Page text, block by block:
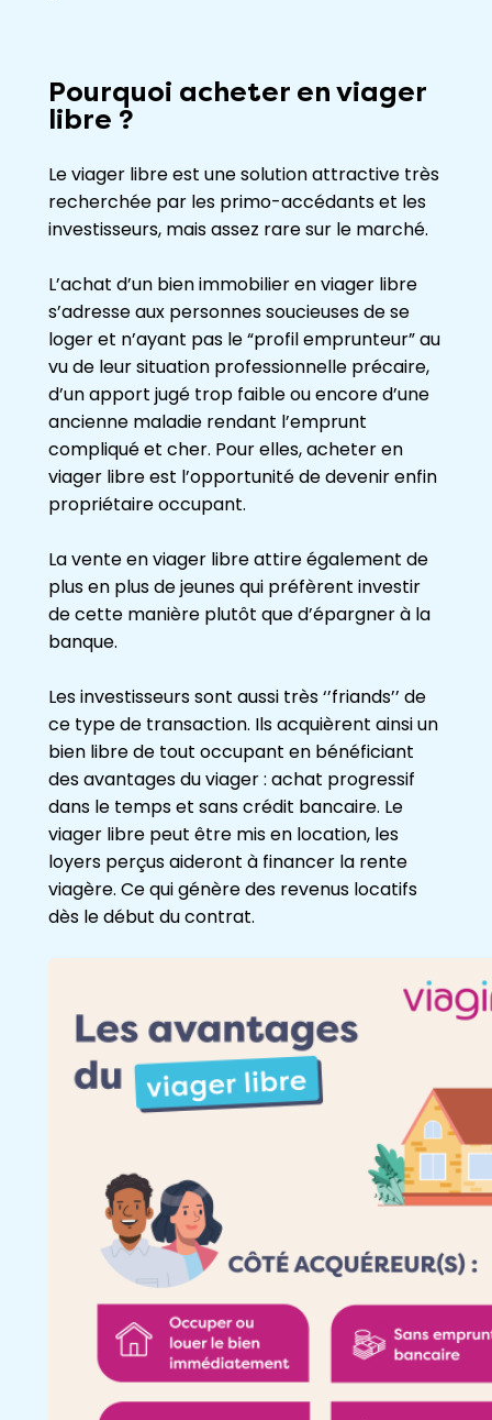
Pourquoi acheter en viager
libre ?
Le viager libre est une solution attractive très
recherchée par les primo-accédants et les
investisseurs, mais assez rare sur le marché.
L’achat d’un bien immobilier en viager libre
s’adresse aux personnes soucieuses de se
loger et n’ayant pas le “profil emprunteur” au
vu de leur situation professionnelle précaire,
d’un apport jugé trop faible ou encore d’une
ancienne maladie rendant l’emprunt
compliqué et cher. Pour elles, acheter en
viager libre est l’opportunité de devenir enfin
propriétaire occupant.
La vente en viager libre attire également de
plus en plus de jeunes qui préfèrent investir
de cette manière plutôt que d’épargner à la
banque.
Les investisseurs sont aussi très ‘’friands’’ de
ce type de transaction. Ils acquièrent ainsi un
bien libre de tout occupant en bénéficiant
des avantages du viager : achat progressif
dans le temps et sans crédit bancaire. Le
viager libre peut être mis en location, les
loyers perçus aideront à financer la rente
viagère. Ce qui génère des revenus locatifs
dès le début du contrat.